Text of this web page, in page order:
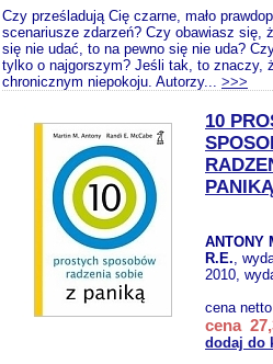
Czy prześladują Cię czarne, mało
scenariusze zdarzeń? Czy obawiasz się,
się nie udać, to na pewno się nie uda?
tylko o najgorszym? Jeśli tak, to znaczy,
chronicznym niepokoju. Autorzy... >>>
10
PANIKĄ
ANTONY
R.E.,
2010,
cena
cena
dodaj do